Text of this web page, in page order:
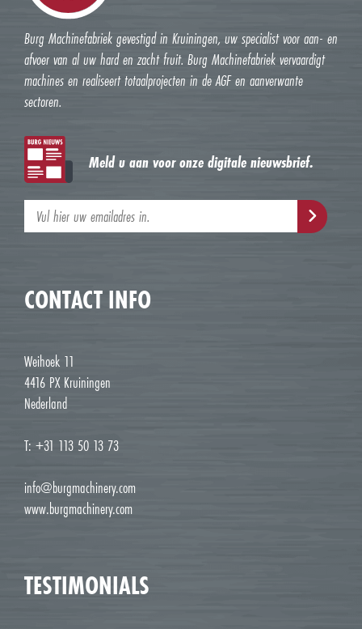
Burg Machinefabriek gevestigd in Kruiningen, uw specialist voor aan- en
afvoer van al uw hard en zacht fruit. Burg Machinefabriek vervaardigt
machines en realiseert totaalprojecten in de AGF en aanverwante
sectoren.
Meld u aan voor onze digitale nieuwsbrief.
CONTACT INFO
Weihoek 11
4416 PX Kruiningen
Nederland
T: +31 113 50 13 73
info@burgmachinery.com
www.burgmachinery.com
TESTIMONIALS